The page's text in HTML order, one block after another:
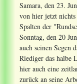
Samara, den 23.
von hier jetzt
Spalten der
Sonntag, den 20
auch seinen Segen
Riediger das halbe
hier auch eine
zurück an seine